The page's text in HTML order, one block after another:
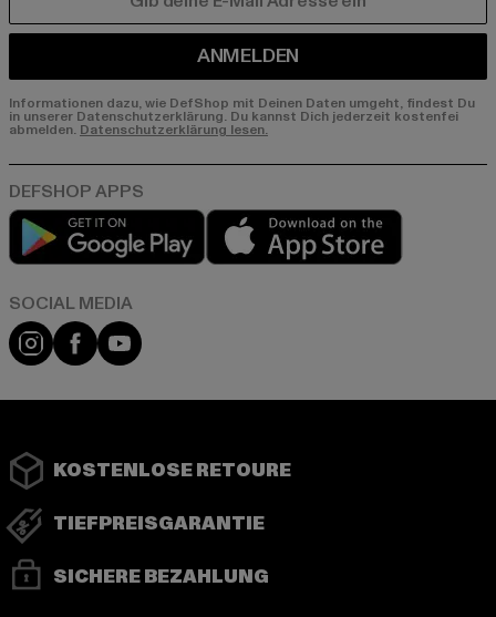
ANMELDEN
Informationen dazu, wie DefShop mit Deinen Daten umgeht, findest Du
in unserer Datenschutzerklärung. Du kannst Dich jederzeit kostenfei
abmelden. Datenschutzerklärung lesen.
Play market
Instagram
FacebookYouTube
KOSTENLOSE RETOURE
TIEFPREISGARANTIE
SICHERE BEZAHLUNG